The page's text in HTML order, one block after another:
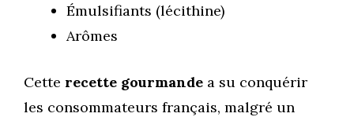
Émulsifiants (lécithine)
Arômes
Cette recette gourmande a su conquérir
les consommateurs français, malgré un